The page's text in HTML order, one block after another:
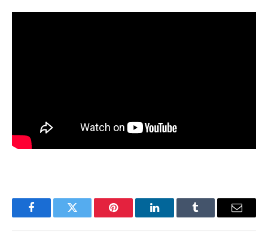
FacebookTwitter Pinterest LinkedInTumblr Email